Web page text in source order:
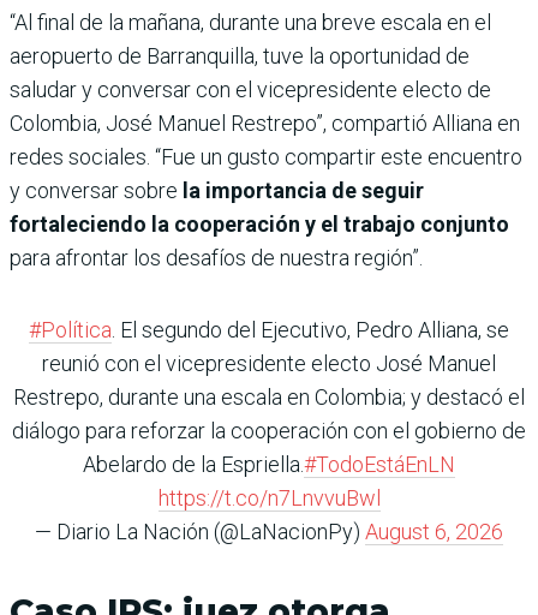
“Al final de la mañana, durante una breve escala en el
aeropuerto de Barranquilla, tuve la oportunidad de
saludar y conversar con el vicepresidente electo de
Colombia, José Manuel Restrepo”, compartió Alliana en
redes sociales. “Fue un gusto compartir este encuentro
y conversar sobre la importancia de seguir
fortaleciendo la cooperación y el trabajo conjunto
para afrontar los desafíos de nuestra región”.
#Política . El segundo del Ejecutivo, Pedro Alliana, se
reunió con el vicepresidente electo José Manuel
Restrepo, durante una escala en Colombia; y destacó el
diálogo para reforzar la cooperación con el gobierno de
Abelardo de la Espriella.#TodoEstáEnLN
https://t.co/n7LnvvuBwl
— Diario La Nación (@LaNacionPy) August 6, 2026